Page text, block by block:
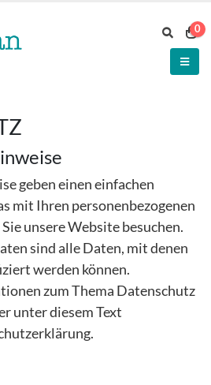
0
geben einen einfachen
mit Ihren personenbezogenen
unsere Website besuchen.
sind alle Daten, mit denen
werden können.
zum Thema Datenschutz
unter diesem Text